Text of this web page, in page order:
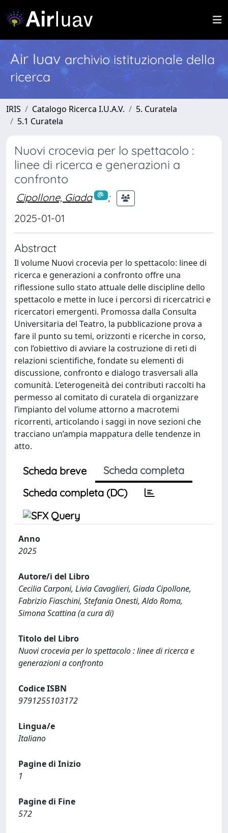
Air Iuav archivio istituzionale della
ricerca
IRIS Catalogo Ricerca I.U.A.V.
5. Curatela
5.1 Curatela
Nuovi crocevia per lo spettacolo :
linee di ricerca e generazioni a
confronto
Cipollone, Giada
;
2025-01-01
Abstract
Il volume Nuovi crocevia per lo spettacolo: linee di
ricerca e generazioni a confronto offre una
riflessione sullo stato attuale delle discipline dello
spettacolo e mette in luce i percorsi di ricercatrici e
ricercatori emergenti. Promossa dalla Consulta
Universitaria del Teatro, la pubblicazione prova a
fare il punto su temi, orizzonti e ricerche in corso,
con l’obiettivo di avviare la costruzione di reti di
relazioni scientifiche, fondate su elementi di
discussione, confronto e dialogo trasversali alla
comunità. L’eterogeneità dei contributi raccolti ha
permesso al comitato di curatela di organizzare
l’impianto del volume attorno a macrotemi
ricorrenti, articolando i saggi in nove sezioni che
tracciano un’ampia mappatura delle tendenze in
atto.
Scheda breve
Scheda completa
Scheda completa (DC)
Anno
2025
Autore/i del Libro
Cecilia Carponi, Livia Cavaglieri, Giada Cipollone,
Fabrizio Fiaschini, Stefania Onesti, Aldo Roma,
Simona Scattina (a cura di)
Titolo del Libro
Nuovi crocevia per lo spettacolo : linee di ricerca e
generazioni a confronto
Codice ISBN
9791255103172
Lingua/e
Italiano
Pagine di Inizio
1
Pagine di Fine
572